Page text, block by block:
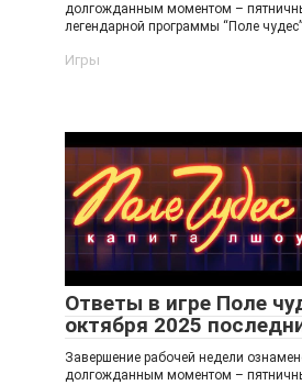
долгожданным моментом –
легендарной программы “Поле
Игры
Ответы в игре Поле
октября 2025
Завершение рабочей недели
долгожданным моментом –